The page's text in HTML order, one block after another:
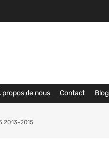
propos de nous Contact Blog
2013-2015